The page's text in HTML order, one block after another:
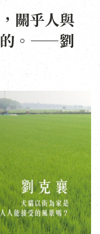
關乎人與
的。——劉